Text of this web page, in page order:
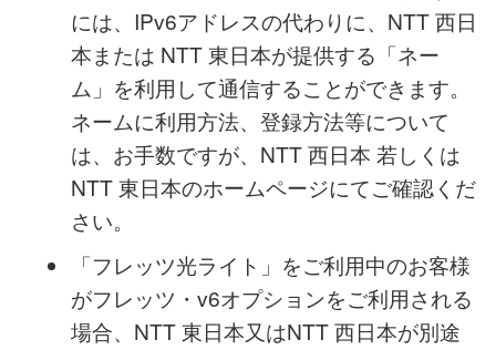
ネクスト」又は「フレッツ光ライト」の網
内（以下、ＮＧＮ網内）で、お客様同士が
ダイレクト（直接）に通信することを実現
するサービスです。
ＮＧＮ網内で、お客様同士の通信を行う際
には、IPv6アドレスの代わりに、NTT 西日
本または NTT 東日本が提供する「ネー
ム」を利用して通信することができます。
ネームに利用方法、登録方法等について
は、お手数ですが、NTT 西日本 若しくは